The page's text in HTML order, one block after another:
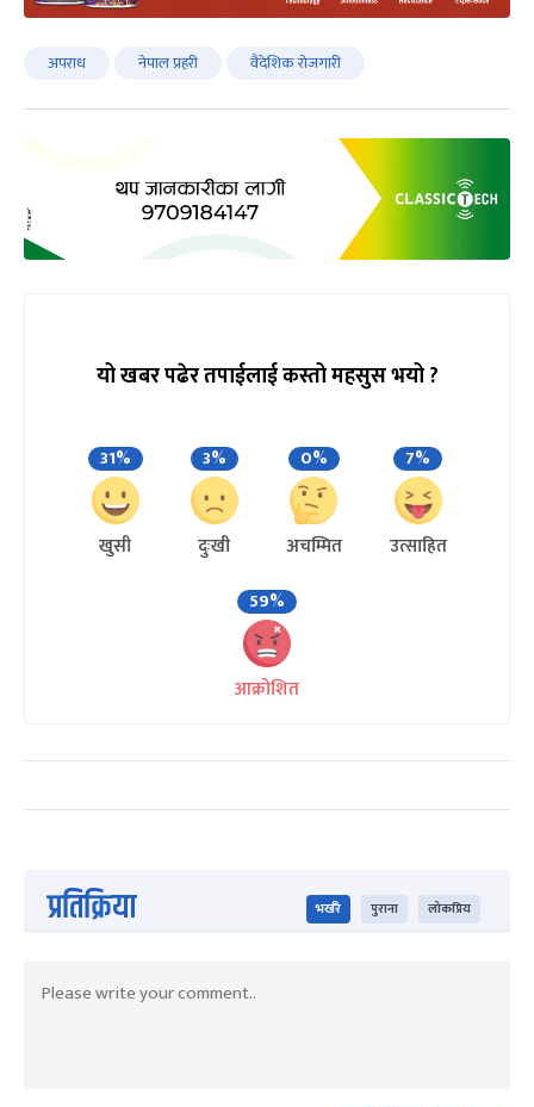
अपराध नेपाल प्रहरी वैदेशिक रोजगारी
यो खबर पढेर तपाईलाई कस्तो महसुस भयो ?
31%
खुसी
3%
दुःखी
0%
अचम्मित
7%
उत्साहित
59%
आक्रोशित
प्रतिक्रिया भर्खरै पुराना लोकप्रिय